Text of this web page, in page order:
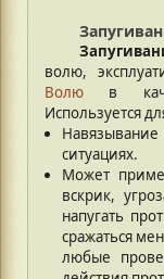
волю,
Волю в
Используется
ситуациях.
Может
вскрик,
напугать
сражаться
любые